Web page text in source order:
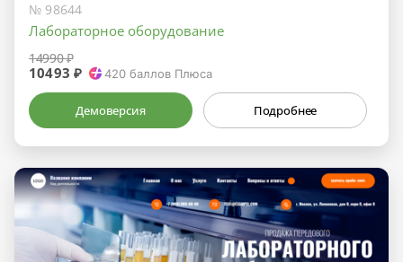
№ 98644
Лабораторное оборудование
14990 ₽
10493 ₽ 420 баллов Плюса
Демоверсия Подробнее